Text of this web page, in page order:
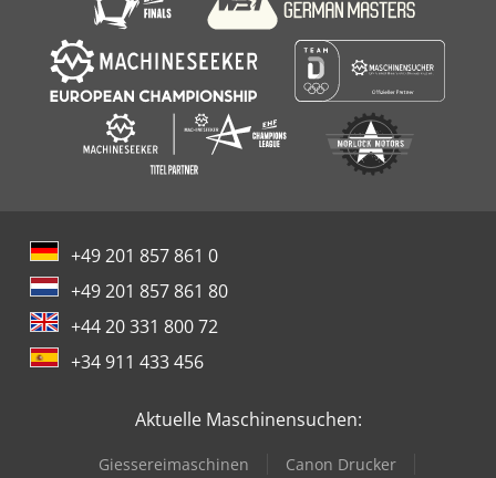
+49 201 857 861 0
+49 201 857 861 80
+44 20 331 800 72
+34 911 433 456
Aktuelle Maschinensuchen:
Giessereimaschinen
Canon Drucker